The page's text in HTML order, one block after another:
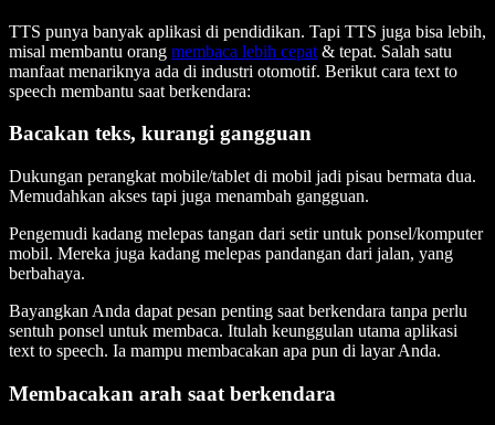
TTS punya banyak aplikasi di pendidikan. Tapi TTS juga bisa lebih,
misal membantu orang membaca lebih cepat & tepat. Salah satu
manfaat menariknya ada di industri otomotif. Berikut cara text to
speech membantu saat berkendara:
Bacakan teks, kurangi gangguan
Dukungan perangkat mobile/tablet di mobil jadi pisau bermata dua.
Memudahkan akses tapi juga menambah gangguan.
Pengemudi kadang melepas tangan dari setir untuk ponsel/komputer
mobil. Mereka juga kadang melepas pandangan dari jalan, yang
berbahaya.
Bayangkan Anda dapat pesan penting saat berkendara tanpa perlu
sentuh ponsel untuk membaca. Itulah keunggulan utama aplikasi
text to speech. Ia mampu membacakan apa pun di layar Anda.
Membacakan arah saat berkendara